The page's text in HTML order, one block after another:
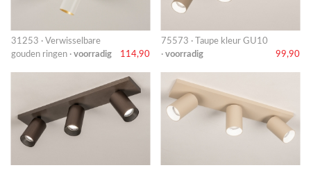
31253 · Verwisselbare
gouden ringen · voorradig 114,90
75573 · Taupe kleur GU10
· voorradig 99,90